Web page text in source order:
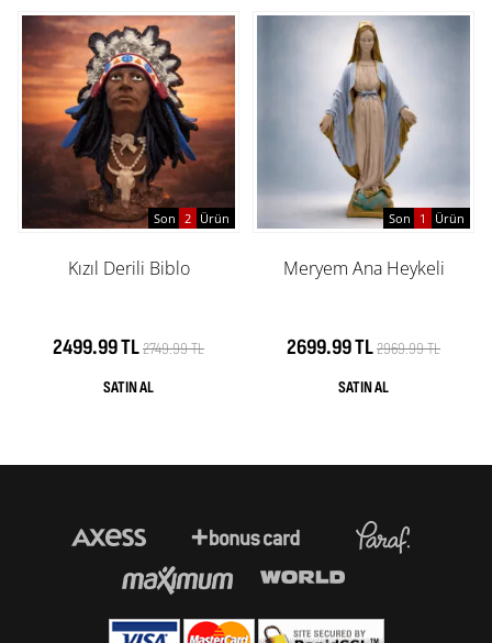
Son 2 Ürün
Kızıl Derili Biblo
2499.99 TL2749.99 TL
Son 1 Ürün
Meryem Ana Heykeli
2699.99 TL2969.99 TL